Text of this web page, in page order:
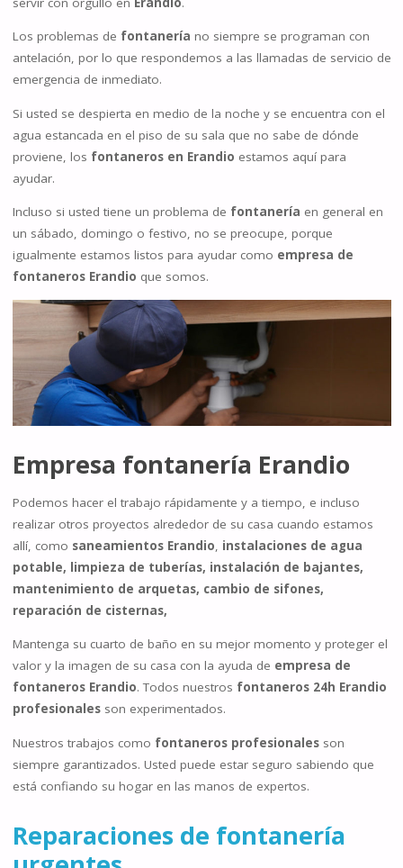
Los problemas de fontanería no siempre se programan con
antelación, por lo que respondemos a las llamadas de servicio de
emergencia de inmediato.
Si usted se despierta en medio de la noche y se encuentra con el
agua estancada en el piso de su sala que no sabe de dónde
proviene, los fontaneros en Erandio estamos aquí para
ayudar.
Incluso si usted tiene un problema de fontanería en general en
un sábado, domingo o festivo, no se preocupe, porque
igualmente estamos listos para ayudar como empresa de
fontaneros Erandio que somos.
Empresa fontanería Erandio
Podemos hacer el trabajo rápidamente y a tiempo, e incluso
realizar otros proyectos alrededor de su casa cuando estamos
allí, como saneamientos Erandio, instalaciones de agua
potable, limpieza de tuberías, instalación de bajantes,
mantenimiento de arquetas, cambio de sifones,
reparación de cisternas,
Mantenga su cuarto de baño en su mejor momento y proteger el
valor y la imagen de su casa con la ayuda de empresa de
fontaneros Erandio. Todos nuestros fontaneros 24h Erandio
profesionalesson experimentados.
Nuestros trabajos como fontaneros profesionalesson
siempre garantizados. Usted puede estar seguro sabiendo que
está confiando su hogar en las manos de expertos.
Reparaciones de fontanería